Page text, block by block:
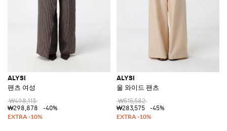
ALYSI
팬츠 여성
₩498,113
₩298,878
-40%
ALYSI
울 와이드 팬츠
₩515,582
₩283,575
-45%